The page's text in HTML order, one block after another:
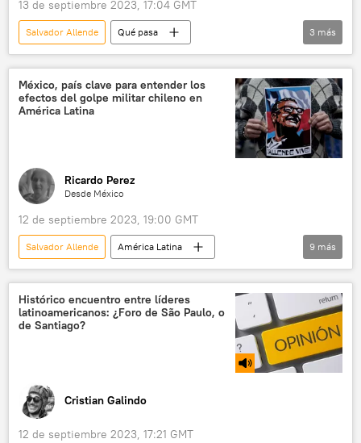
13 de septiembre 2023, 17:04 GMT
Salvador Allende
Qué pasa
Augusto Pinochet
Moscú Chile
3 más
México, país clave para entender los
efectos del golpe militar chileno en
América Latina
Ricardo Perez
Desde México
12 de septiembre 2023, 19:00 GMT
Salvador Allende
América Latina
Gabriel Boric
Augusto Pinochet
Cuba
México
Chile
Unidad Popular
La Moneda
9 más
Histórico encuentro entre líderes
latinoamericanos: ¿Foro de São Paulo, o
de Santiago?
Cristian Galindo
12 de septiembre 2023, 17:21 GMT